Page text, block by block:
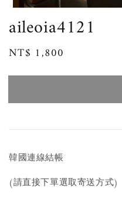
aileoia4121
Regular
NT$ 1,800
韓國連線結帳
(請直接下單選取寄送方式)